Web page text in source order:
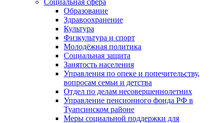
Социальная сфера
Образование
Здравоохранение
Культура
Физкультура и спорт
Молодёжная политика
Социальная защита
Занятость населения
Управления по опеке и попечительству,
вопросам семьи и детства
Отдел по делам несовершеннолетних
Управление пенсионного фонда РФ в
Туапсинском районе
Меры социальной поддержки для